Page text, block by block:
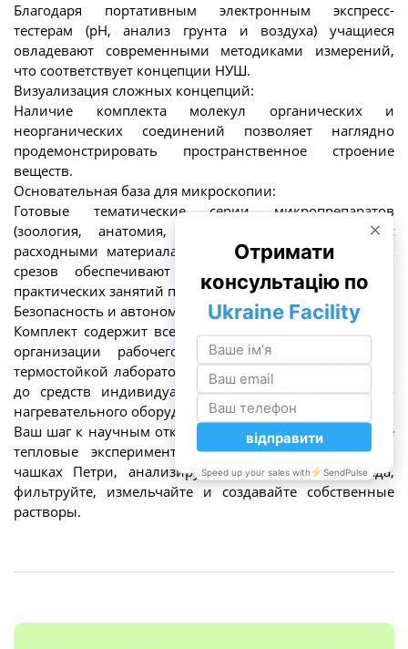
Благодаря портативным электронным экспресс-
тестерам (pH, анализ грунта и воздуха) учащиеся
овладевают современными методиками измерений,
что соответствует концепции НУШ.
Визуализация сложных концепций:
Наличие комплекта молекул органических и
неорганических соединений позволяет наглядно
продемонстрировать пространственное строение
веществ.
Основательная база для микроскопии:
Готовые тематические серии микропрепаратов
(зоология, анатомия, общая биология) вместе с
расходными материалами для создания собственных
срезов обеспечивают полноценную нагрузку для
практических занятий по биологии.
Безопасность и автономность:
Комплект содержит все необходимое для автономной
организации рабочего места – от классической
термостойкой лабораторной посуды и инструментария
до средств индивидуальной защиты и безопасного
нагревательного оборудования.
Ваш шаг к научным открытиям: Проводите безопасные
тепловые эксперименты, выращивайте культуры в
чашках Петри, анализируйте экологию своего сада,
фильтруйте, измельчайте и создавайте собственные
растворы.